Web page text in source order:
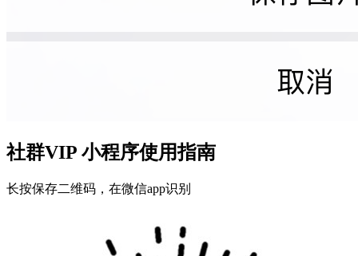
社群VIP 小程序使用指南
长按保存二维码，在微信app识别